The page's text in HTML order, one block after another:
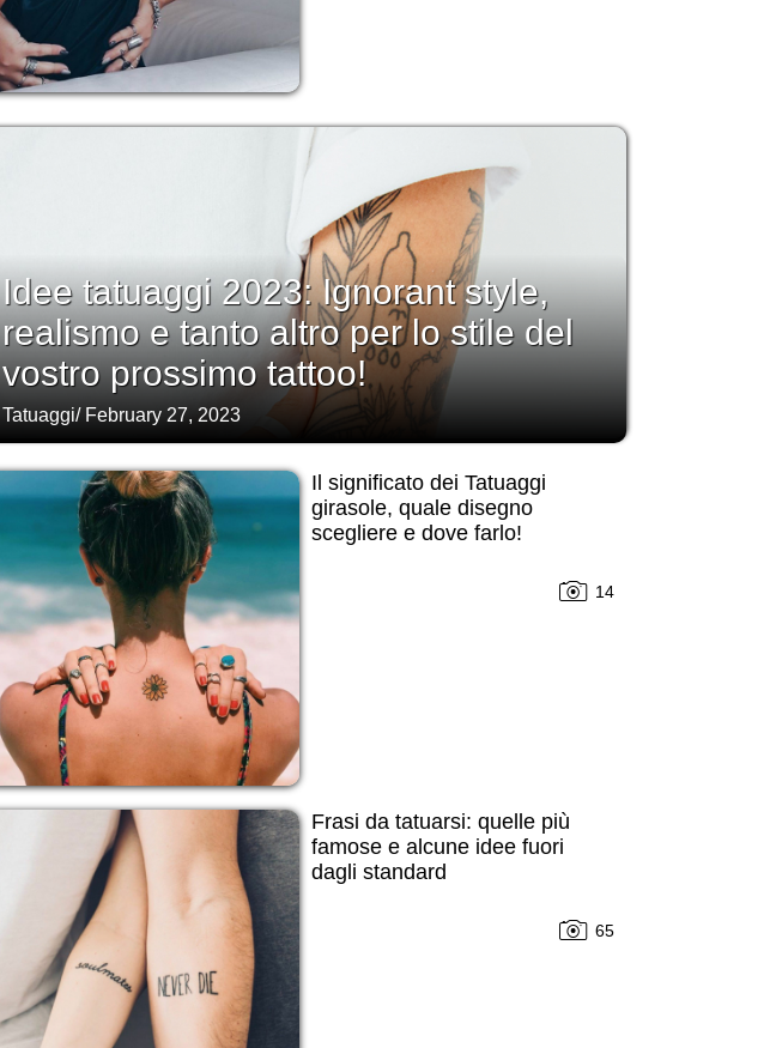
Idee tatuaggi 2023: Ignorant style,
realismo e tanto altro per lo stile del
vostro prossimo tattoo!
Tatuaggi/ February 27, 2023
Il significato dei Tatuaggi
girasole, quale disegno
scegliere e dove farlo!
14
Frasi da tatuarsi: quelle più
famose e alcune idee fuori
dagli standard
65